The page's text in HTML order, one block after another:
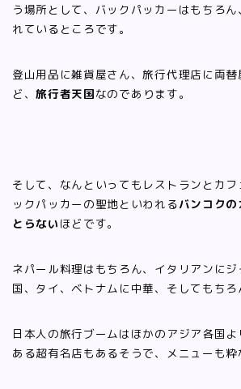
う場所として、バックパッカーはもちろ
れているところです。
登山用品に雑貨屋さん、旅行代理店に両
ど、旅行者天国なのであります。
そして、なんといってもレストランとカ
ックパッカーの聖地といわれるバンコク
とらない ほどです。
ネパール料理はもちろん、イタリアンに
国、タイ、ベトナムに中華、そしてもちろ
日本人の旅行ブームはほかのアジア各国
ある超有名店もあるそうで、メニューも粋